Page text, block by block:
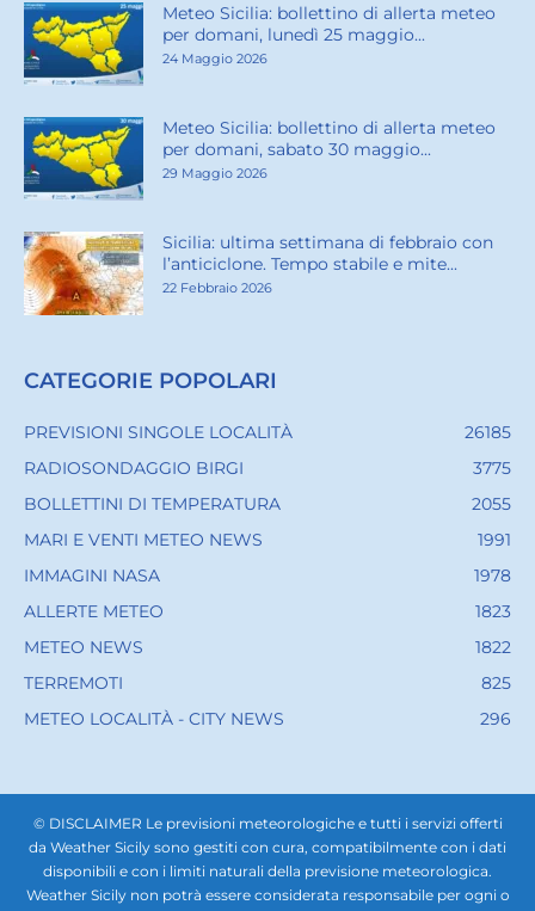
Meteo Sicilia: bollettino di allerta meteo
per domani, lunedì 25 maggio...
24 Maggio 2026
Meteo Sicilia: bollettino di allerta meteo
per domani, sabato 30 maggio...
29 Maggio 2026
Sicilia: ultima settimana di febbraio con
l’anticiclone. Tempo stabile e mite...
22 Febbraio 2026
CATEGORIE POPOLARI
PREVISIONI SINGOLE LOCALITÀ
26185
RADIOSONDAGGIO BIRGI
3775
BOLLETTINI DI TEMPERATURA
2055
MARI E VENTI METEO NEWS
1991
IMMAGINI NASA
1978
ALLERTE METEO
1823
METEO NEWS
1822
TERREMOTI
825
METEO LOCALITÀ - CITY NEWS
296
© DISCLAIMER Le previsioni meteorologiche e tutti i servizi offerti
da Weather Sicily sono gestiti con cura, compatibilmente con i dati
disponibili e con i limiti naturali della previsione meteorologica.
Weather Sicily non potrà essere considerata responsabile per ogni o